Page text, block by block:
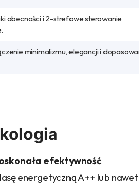
obecności i 2-strefowe sterowanie
minimalizmu, elegancji i
efektywność
energetyczną A++ lub nawet